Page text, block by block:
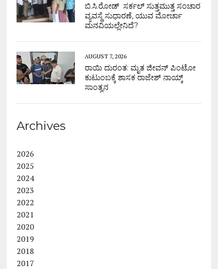
ಬಿ.ಸಿ.ರೋಡ್ ಸರ್ಕಲ್ ಸುತ್ತಮುತ್ತ ಸಂಚಾರ
ವ್ಯವಸ್ಥೆ ಸುಧಾರಣೆ, ಯುವ ಮೋರ್ಚಾ
ಮನವಿಯಲ್ಲೇನಿದೆ?
AUGUST 7, 2026
ರಾಯಿ ದುರಂತ: ಮೃತ ಜೀವನ್ ಪಿಂಟೋ
ಕುಟುಂಬಕ್ಕೆ ಶಾಸಕ ರಾಜೇಶ್ ನಾಯ್ಕ್
ಸಾಂತ್ವನ
Archives
2026
2025
2024
2023
2022
2021
2020
2019
2018
2017